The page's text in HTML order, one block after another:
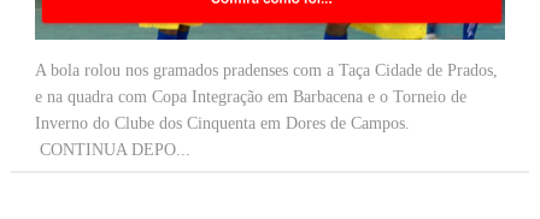
A bola rolou nos gramados pradenses com a Taça Cidade de Prados,
e na quadra com Copa Integração em Barbacena e o Torneio de
Inverno do Clube dos Cinquenta em Dores de Campos.
CONTINUA DEPO...